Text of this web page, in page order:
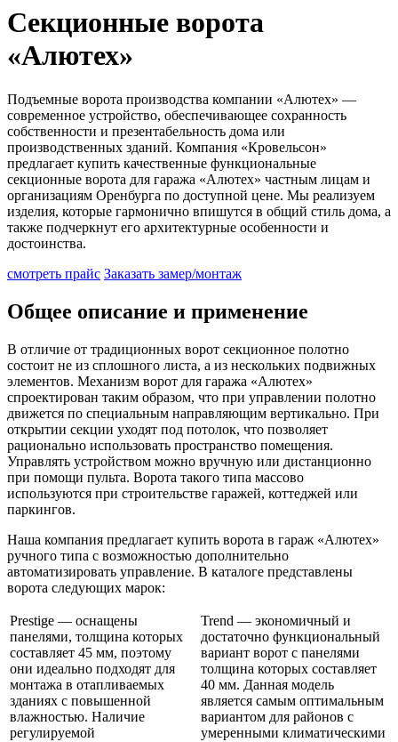
Секционные ворота
«Алютех»
Подъемные ворота производства компании «Алютех» —
современное устройство, обеспечивающее сохранность
собственности и презентабельность дома или
производственных зданий. Компания «Кровельсон»
предлагает купить качественные функциональные
секционные ворота для гаража «Алютех» частным лицам и
организациям Оренбурга по доступной цене. Мы реализуем
изделия, которые гармонично впишутся в общий стиль дома, а
также подчеркнут его архитектурные особенности и
достоинства.
смотреть прайс Заказать замер/монтаж
Общее описание и применение
В отличие от традиционных ворот секционное полотно
состоит не из сплошного листа, а из нескольких подвижных
элементов. Механизм ворот для гаража «Алютех»
спроектирован таким образом, что при управлении полотно
движется по специальным направляющим вертикально. При
открытии секции уходят под потолок, что позволяет
рационально использовать пространство помещения.
Управлять устройством можно вручную или дистанционно
при помощи пульта. Ворота такого типа массово
используются при строительстве гаражей, коттеджей или
паркингов.
Наша компания предлагает купить ворота в гараж «Алютех»
ручного типа с возможностью дополнительно
автоматизировать управление. В каталоге представлены
ворота следующих марок:
Prestige — оснащены
панелями, толщина которых
составляет 45 мм, поэтому
они идеально подходят для
монтажа в отапливаемых
зданиях с повышенной
влажностью. Наличие
регулируемой
Trend — экономичный и
достаточно функциональный
вариант ворот с панелями
толщина которых составляет
40 мм. Данная модель
является самым оптимальным
вариантом для районов с
умеренными климатическими